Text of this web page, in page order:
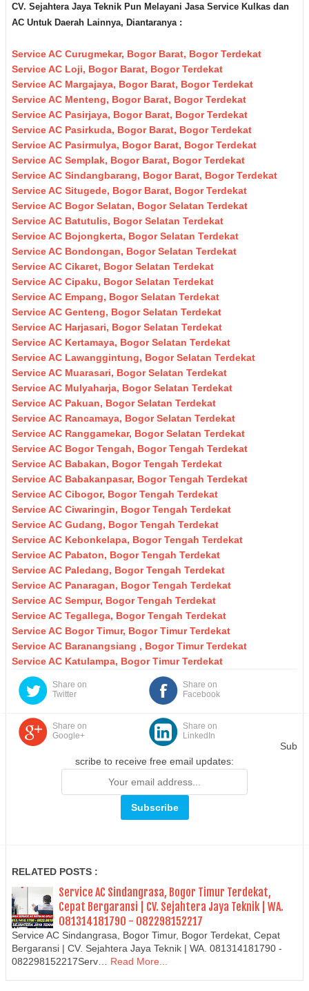
CV. Sejahtera Jaya Teknik Pun Melayani Jasa Service Kulkas dan
AC Untuk Daerah Lainnya, Diantaranya :
Service AC Curugmekar, Bogor Barat, Bogor Terdekat
Service AC Loji, Bogor Barat, Bogor Terdekat
Service AC Margajaya, Bogor Barat, Bogor Terdekat
Service AC Menteng, Bogor Barat, Bogor Terdekat
Service AC Pasirjaya, Bogor Barat, Bogor Terdekat
Service AC Pasirkuda, Bogor Barat, Bogor Terdekat
Service AC Pasirmulya, Bogor Barat, Bogor Terdekat
Service AC Semplak, Bogor Barat, Bogor Terdekat
Service AC Sindangbarang, Bogor Barat, Bogor Terdekat
Service AC Situgede, Bogor Barat, Bogor Terdekat
Service AC Bogor Selatan, Bogor Selatan Terdekat
Service AC Batutulis, Bogor Selatan Terdekat
Service AC Bojongkerta, Bogor Selatan Terdekat
Service AC Bondongan, Bogor Selatan Terdekat
Service AC Cikaret, Bogor Selatan Terdekat
Service AC Cipaku, Bogor Selatan Terdekat
Service AC Empang, Bogor Selatan Terdekat
Service AC Genteng, Bogor Selatan Terdekat
Service AC Harjasari, Bogor Selatan Terdekat
Service AC Kertamaya, Bogor Selatan Terdekat
Service AC Lawanggintung, Bogor Selatan Terdekat
Service AC Muarasari, Bogor Selatan Terdekat
Service AC Mulyaharja, Bogor Selatan Terdekat
Service AC Pakuan, Bogor Selatan Terdekat
Service AC Rancamaya, Bogor Selatan Terdekat
Service AC Ranggamekar, Bogor Selatan Terdekat
Service AC Bogor Tengah, Bogor Tengah Terdekat
Service AC Babakan, Bogor Tengah Terdekat
Service AC Babakanpasar, Bogor Tengah Terdekat
Service AC Cibogor, Bogor Tengah Terdekat
Service AC Ciwaringin, Bogor Tengah Terdekat
Service AC Gudang, Bogor Tengah Terdekat
Service AC Kebonkelapa, Bogor Tengah Terdekat
Service AC Pabaton, Bogor Tengah Terdekat
Service AC Paledang, Bogor Tengah Terdekat
Service AC Panaragan, Bogor Tengah Terdekat
Service AC Sempur, Bogor Tengah Terdekat
Service AC Tegallega, Bogor Tengah Terdekat
Service AC Bogor Timur, Bogor Timur Terdekat
Service AC Baranangsiang , Bogor Timur Terdekat
Service AC Katulampa, Bogor Timur Terdekat
Share on
Facebook
Share on
Twitter
Share on
Google+
Share on
LinkedIn
Sub
scribe to receive free email updates:
RELATED POSTS :
Service AC Sindangrasa, Bogor Timur Terdekat,
Cepat Bergaransi | CV. Sejahtera Jaya Teknik | WA.
081314181790 - 082298152217
Service AC Sindangrasa, Bogor Timur, Bogor Terdekat, Cepat
Bergaransi | CV. Sejahtera Jaya Teknik | WA. 081314181790 -
082298152217Serv… Read More...